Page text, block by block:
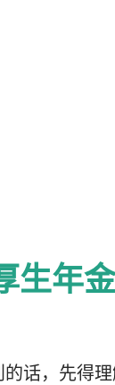
生年
话，先得